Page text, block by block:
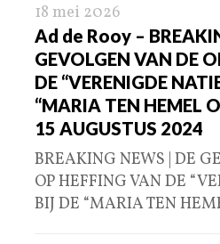
18 mei 2026
Ad de Rooy –
GEVOLGEN VAN DE
DE “VERENIGDE
“MARIA TEN HEMEL
15 AUGUSTUS 2024
BREAKING NEWS | DE
OP HEFFING VAN DE
BIJ DE “MARIA TEN